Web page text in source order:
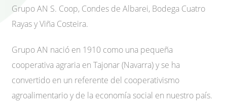
Grupo AN S. Coop, Condes de Albarei, Bodega Cuatro
Rayas y Viña Costeira.
Grupo AN nació en 1910 como una pequeña
cooperativa agraria en Tajonar (Navarra) y se ha
convertido en un referente del cooperativismo
agroalimentario y de la economía social en nuestro país.